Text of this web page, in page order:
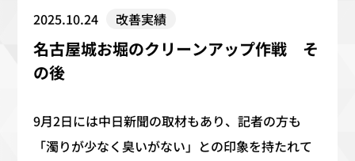
2025.10.24 改善実績
名古屋城お堀のクリーンアップ作戦 そ
の後
9月2日には中日新聞の取材もあり、記者の方も
「濁りが少なく臭いがない」との印象を持たれて